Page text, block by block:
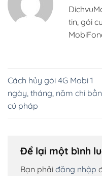
tin, gói
Cách hủy gói 4G Mobi 1
ngày, tháng, năm chỉ
cú pháp
Để lại một bình
Bạn phải đăng nhập